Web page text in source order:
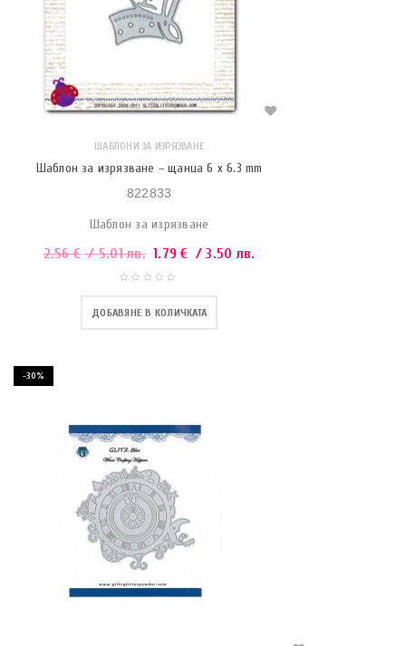
ШАБЛОНИ ЗА ИЗРЯЗВАНЕ
Шаблон за изрязване – щанца 6 x 6.3 mm
822833
Шаблон за изрязване
2.56€ / 5.01 лв. 1.79€ / 3.50 лв.
ДОБАВЯНЕ В КОЛИЧКАТА
-30%